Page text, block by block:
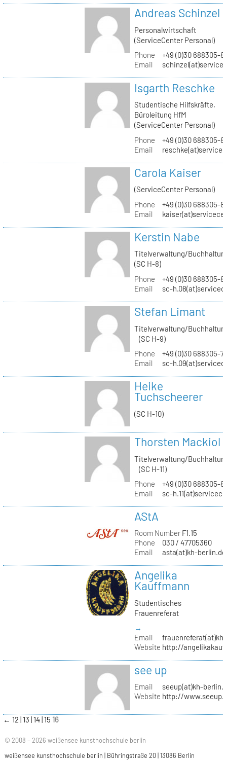
Andreas Schinzel
Personalwirtschaft
(ServiceCenter Personal)
Phone
+49 (0)30 688305-
Email
Isgarth Reschke
Studentische Hilfskräfte,
Büroleitung HfM
(ServiceCenter Personal)
Phone
+49 (0)30 688305-
Email
Carola Kaiser
(ServiceCenter Personal)
Phone
+49 (0)30 688305-
Email
Kerstin Nabe
Titelverwaltung/
(SC H-8)
Phone
+49 (0)30 688305-
Email
sc-
Stefan Limant
Titelverwaltung/
(SC H-9)
Phone
+49 (0)30 688305-
Email
sc-
Heike
Tuchscheerer
(SC H-10)
Thorsten Mackiol
Titelverwaltung/
(SC H-11)
Phone
+49 (0)30 688305-
Email
sc-
AStA
Room NumberF1.15
Phone
030 / 47705360
Email
asta(at)kh-berlin.de
Angelika
Kauffmann
Studentisches
Frauenreferat
→
Email
Website http://
see up
Email
seeup(at)kh-
Website http://
← 12 13 14 15 16
© 2008 – 2026 weißensee kunsthochschule berlin
weißensee kunsthochschule berlin | Bühringstraße 20 | 13086 Berlin